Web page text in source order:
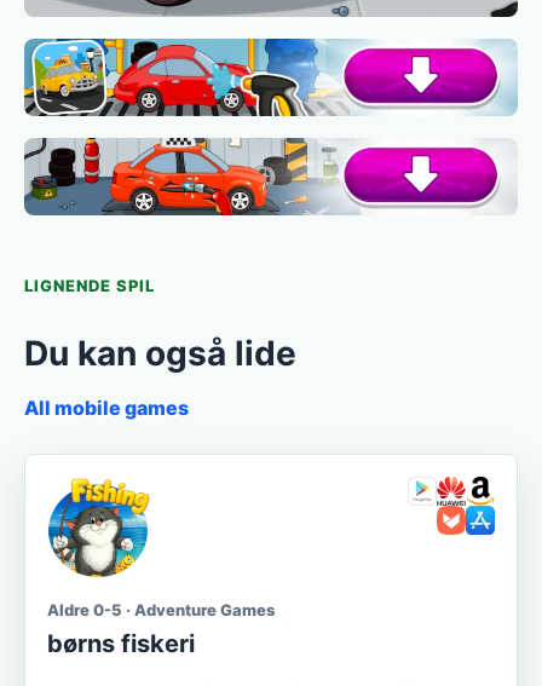
LIGNENDE SPIL
Du kan også lide
All mobile games
Aldre 0-5 · Adventure Games
børns fiskeri